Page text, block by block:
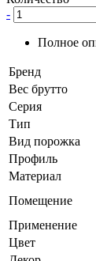
-
Полное
Бренд
Вес брутто
Серия
Тип
Вид порожка
Профиль
Материал
Помещение
Применение
Цвет